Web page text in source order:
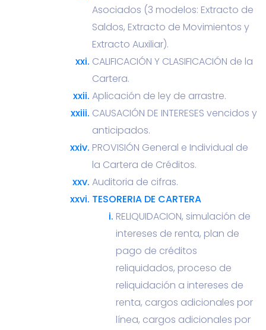
Asociados (3 modelos: Extracto de
Saldos, Extracto de Movimientos y
Extracto Auxiliar).
CALIFICACIÓN Y CLASIFICACIÓN de la
Cartera.
Aplicación de ley de arrastre.
CAUSACIÓN DE INTERESES vencidos y
anticipados.
PROVISIÓN General e Individual de
la Cartera de Créditos.
Auditoria de cifras.
TESORERIA DE CARTERA
RELIQUIDACION, simulación de
intereses de renta, plan de
pago de créditos
reliquidados, proceso de
reliquidación a intereses de
renta, cargos adicionales por
línea, cargos adicionales por